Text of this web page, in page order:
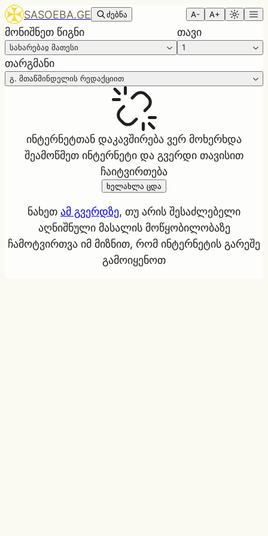
SASOEBA.GE ძებნა A- A+
მონიშნეთ წიგნი
სახარებაჲ მათესი
თავი
1
თარგმანი
გ. მთაწმინდელის რედაქციით
ინტერნეტთან დაკავშირება ვერ მოხერხდა
შეამოწმეთ ინტერნეტი და გვერდი თავისით
ჩაიტვირთება
ხელახლა ცდა
ნახეთ ამ გვერდზე, თუ არის შესაძლებელი
აღნიშნული მასალის მოწყობილობაზე
ჩამოტვირთვა იმ მიზნით, რომ ინტერნეტის გარეშე
გამოიყენოთ